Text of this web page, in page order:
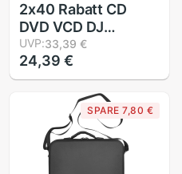
2x40 Rabatt CD
DVD VCD DJ
Lagerung Medien
Halfter Hülse fallen
Harte Kasten tragen
Tasche-(grün &
Schwarz)
UVP:33,39 €
24,39 €
SPARE 7,80 €